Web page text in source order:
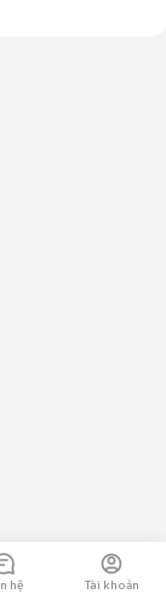
hệ Tài khoản